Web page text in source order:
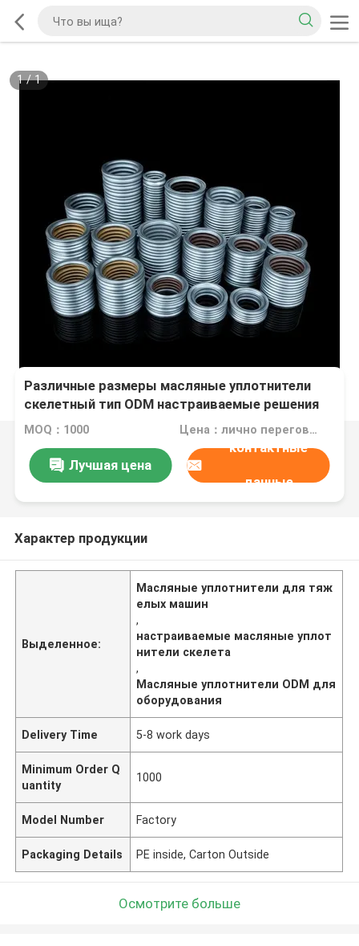
1/1
Различные размеры масляные уплотнители
скелетный тип ODM настраиваемые решения
для уплотнения тяжелых машин и
MOQ：1000 Цена：лично переговорить
Лучшая цена
контактные
данные
Характер продукции
Выделенное:
Масляные уплотнители для тяж
елых машин
,
настраиваемые масляные уплот
нители скелета
,
Масляные уплотнители ODM для
оборудования
Delivery Time 5-8 work days
Minimum Order Q
uantity
1000
Model Number Factory
Packaging Details PE inside, Carton Outside
Осмотрите больше